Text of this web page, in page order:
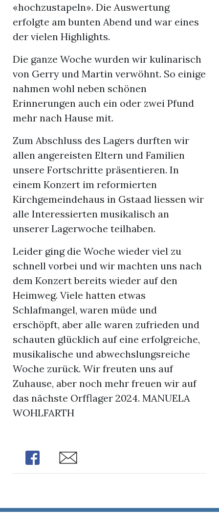
«hochzustapeln». Die Auswertung
erfolgte am bunten Abend und war eines
der vielen Highlights.
Die ganze Woche wurden wir kulinarisch
von Gerry und Martin verwöhnt. So einige
nahmen wohl neben schönen
Erinnerungen auch ein oder zwei Pfund
mehr nach Hause mit.
Zum Abschluss des Lagers durften wir
allen angereisten Eltern und Familien
unsere Fortschritte präsentieren. In
einem Konzert im reformierten
Kirchgemeindehaus in Gstaad liessen wir
alle Interessierten musikalisch an
unserer Lagerwoche teilhaben.
Leider ging die Woche wieder viel zu
schnell vorbei und wir machten uns nach
dem Konzert bereits wieder auf den
Heimweg. Viele hatten etwas
Schlafmangel, waren müde und
erschöpft, aber alle waren zufrieden und
schauten glücklich auf eine erfolgreiche,
musikalische und abwechslungsreiche
Woche zurück. Wir freuten uns auf
Zuhause, aber noch mehr freuen wir auf
das nächste Orfflager 2024. MANUELA
WOHLFARTH
Share Share